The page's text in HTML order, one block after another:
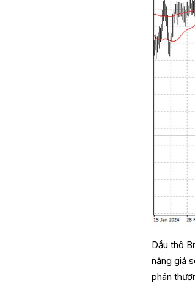
Dầu thô
năng giá
phán